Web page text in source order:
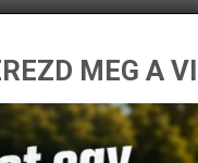
MEG A